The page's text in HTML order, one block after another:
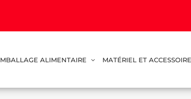
ALIMENTAIRE MATÉRIEL ET ACCESSOIRE